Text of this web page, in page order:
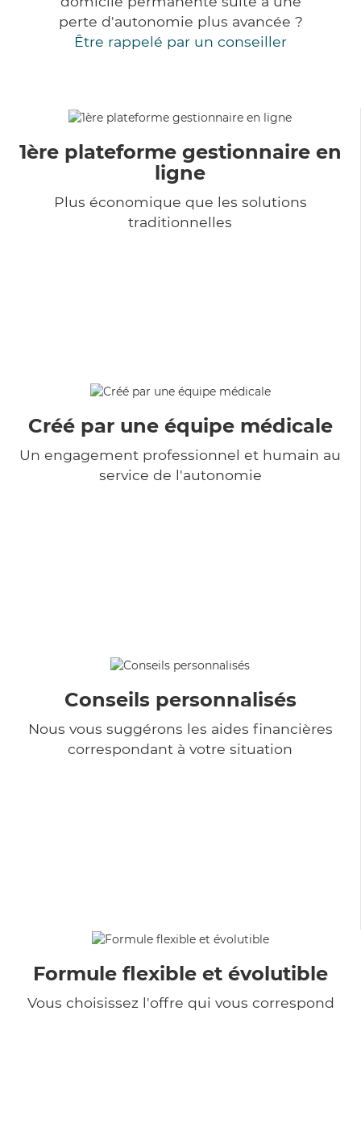
perte d'autonomie plus avancée ?
Être rappelé par un conseiller
1ère plateforme gestionnaire en
ligne
Plus économique que les solutions
traditionnelles
Créé par une équipe médicale
Un engagement professionnel et humain au
service de l'autonomie
Conseils personnalisés
Nous vous suggérons les aides financières
correspondant à votre situation
Formule flexible et évolutible
Vous choisissez l'offre qui vous correspond